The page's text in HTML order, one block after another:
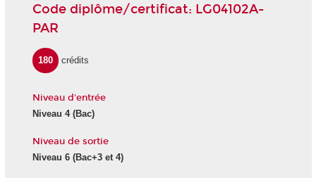
Code diplôme/certificat: LG04102A-
PAR
180 crédits
Niveau d'entrée
Niveau 4(Bac)
Niveau de sortie
Niveau 6(Bac+3 et 4)